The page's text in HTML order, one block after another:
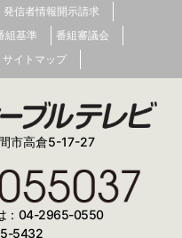
発信者情報開示請求
組基準
番組審議会
サイトマップ
市高倉5-17-27
：04-2965-0550
5432